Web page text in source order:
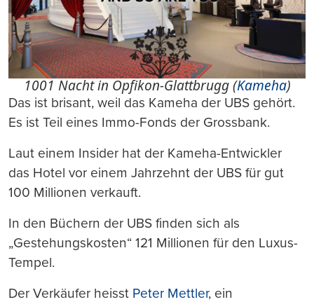
1001 Nacht in Opfikon-Glattbrugg (Kameha)
Das ist brisant, weil das Kameha der UBS gehört.
Es ist Teil eines Immo-Fonds der Grossbank.
Laut einem Insider hat der Kameha-Entwickler
das Hotel vor einem Jahrzehnt der UBS für gut
100 Millionen verkauft.
In den Büchern der UBS finden sich als
„Gestehungskosten“ 121 Millionen für den Luxus-
Tempel.
Der Verkäufer heisst Peter Mettler, ein